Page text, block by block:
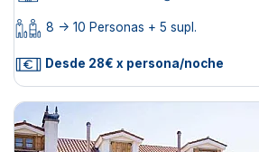
8 -> 10 Personas + 5 supl.
Desde 28€ x persona/noche